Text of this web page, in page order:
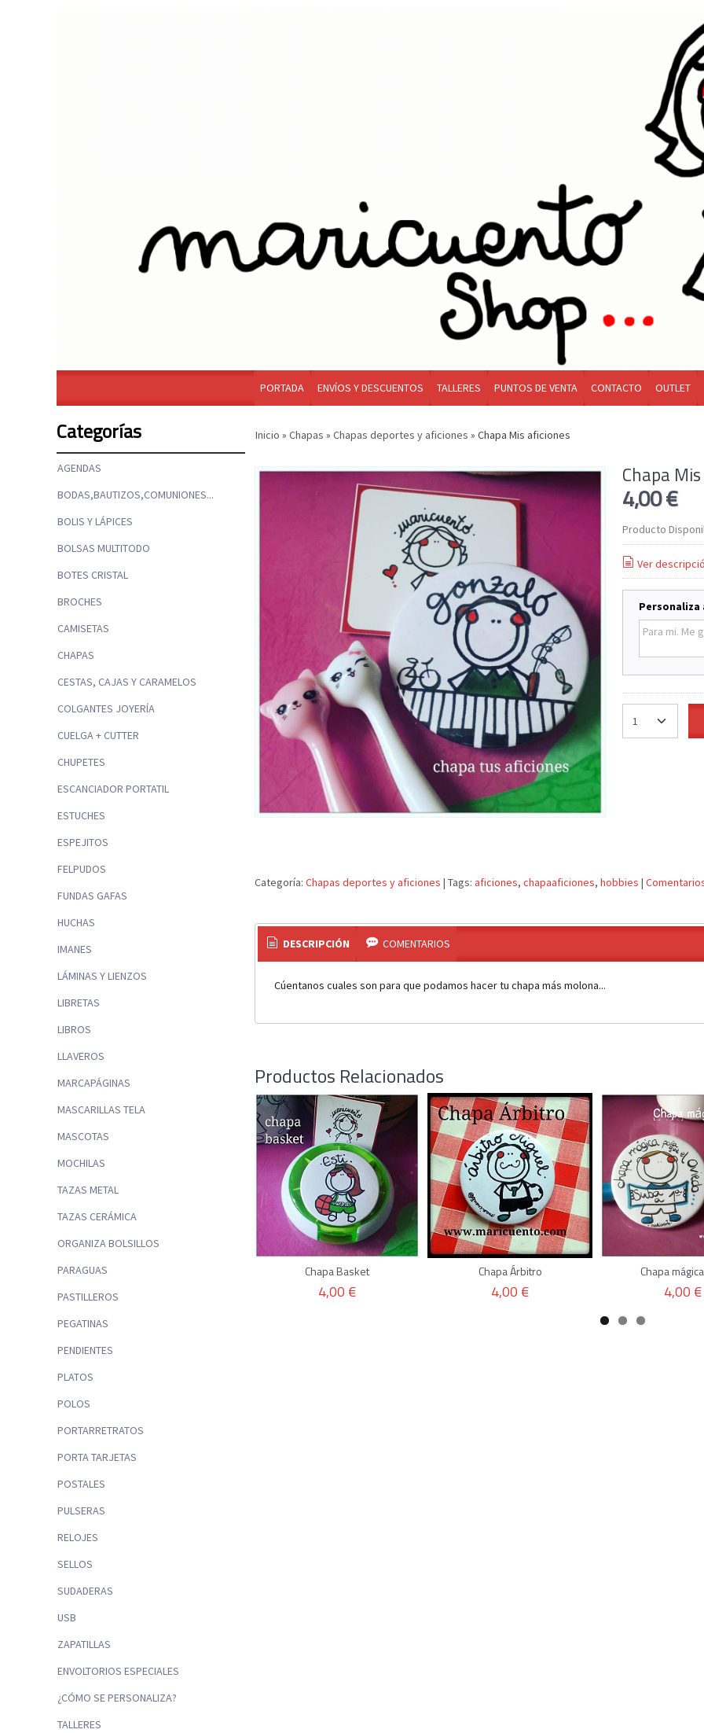
PORTADA ENVÍOS Y DESCUENTOS TALLERES PUNTOS DE VENTA CONTACTO OUTLET
Categorías
AGENDAS
BODAS,BAUTIZOS,COMUNIONES...
BOLIS Y LÁPICES
BOLSAS MULTITODO
BOTES CRISTAL
BROCHES
CAMISETAS
CHAPAS
CESTAS, CAJAS Y CARAMELOS
COLGANTES JOYERÍA
CUELGA + CUTTER
CHUPETES
ESCANCIADOR PORTATIL
ESTUCHES
ESPEJITOS
FELPUDOS
FUNDAS GAFAS
HUCHAS
IMANES
LÁMINAS Y LIENZOS
LIBRETAS
LIBROS
LLAVEROS
MARCAPÁGINAS
MASCARILLAS TELA
MASCOTAS
MOCHILAS
TAZAS METAL
TAZAS CERÁMICA
ORGANIZA BOLSILLOS
PARAGUAS
PASTILLEROS
PEGATINAS
PENDIENTES
PLATOS
POLOS
PORTARRETRATOS
PORTA TARJETAS
POSTALES
PULSERAS
RELOJES
SELLOS
SUDADERAS
USB
ZAPATILLAS
ENVOLTORIOS ESPECIALES
¿CÓMO SE PERSONALIZA?
TALLERES
Inicio » Chapas » Chapas deportes y aficiones » Chapa Mis aficiones
Chapa
4,00 €
Producto
Ver
Personaliza
Categoría: Chapas deportes y aficiones | Tags: aficiones chapaaficiones hobbies |
DESCRIPCIÓN COMENTARIOS
Cúentanos cuales son para que podamos hacer tu chapa más molona...
Productos Relacionados
Chapa Basket
4,00 €
Chapa Árbitro
4,00 €
Chapa
4,00 €